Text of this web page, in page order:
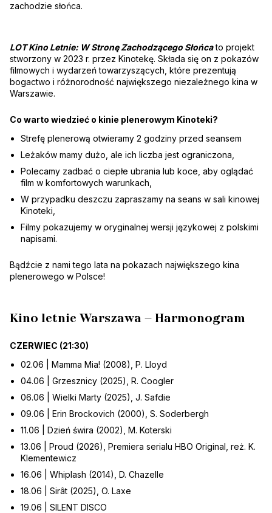
zachodzie słońca.
LOT Kino Letnie: W Stronę Zachodzącego Słońcato projekt
stworzony w 2023 r. przez Kinotekę. Składa się on z pokazów
filmowych i wydarzeń towarzyszących, które prezentują
bogactwo i różnorodność największego niezależnego kina w
Warszawie.
Co warto wiedzieć o kinie plenerowym Kinoteki?
Strefę plenerową otwieramy 2 godziny przed seansem
Leżaków mamy dużo, ale ich liczba jest ograniczona,
Polecamy zadbać o ciepłe ubrania lub koce, aby oglądać
film w komfortowych warunkach,
W przypadku deszczu zapraszamy na seans w sali kinowej
Kinoteki,
Filmy pokazujemy w oryginalnej wersji językowej z polskimi
napisami.
Bądźcie z nami tego lata na pokazach największego kina
plenerowego w Polsce!
Kino letnie Warszawa – Harmonogram
CZERWIEC (21:30)
02.06 | Mamma Mia! (2008), P. Lloyd
04.06 | Grzesznicy (2025), R. Coogler
06.06 | Wielki Marty (2025), J. Safdie
09.06 | Erin Brockovich (2000), S. Soderbergh
11.06 | Dzień świra (2002), M. Koterski
13.06 | Proud (2026), Premiera serialu HBO Original, reż. K.
Klementewicz
16.06 | Whiplash (2014), D. Chazelle
18.06 | Sirât (2025), O. Laxe
19.06 | SILENT DISCO